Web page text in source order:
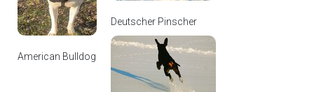
American Bulldog
Deutscher Pinscher